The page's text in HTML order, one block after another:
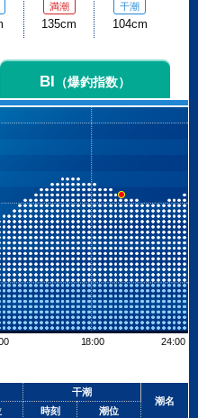
満潮
135cm
干潮
104cm
BI （爆釣指数）
18:00 24:00
干潮
潮名
時刻 潮位